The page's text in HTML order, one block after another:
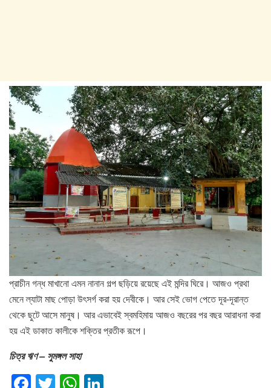
প্রাচীন গন্ধ মাখানো এমন নানান গল্প ছড়িয়ে রয়েছে এই মন্দির ঘিরে। আজও প্রথা
মেনে ল্যাটা মাছ পোড়া উৎসর্গ করা হয় দেবীকে। আর সেই ভোগ পেতে দূর-দূরান্ত
থেকে ছুটে আসে মানুষ। আর এভাবেই স্বমহিমায় আজও বছরের পর বছর আরাধনা করা
হয় এই ডাকাত কালীকে শক্তির প্রতীক রূপে।
চিত্র ঋণ – সুমঙ্গল সাহা